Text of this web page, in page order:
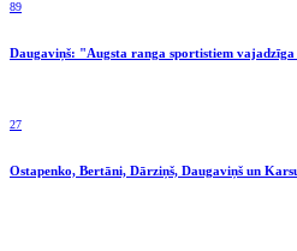
89
Daugaviņš: "Augsta ranga sportistiem vajadzīga
27
Ostapenko, Bertāni, Dārziņš, Daugaviņš un